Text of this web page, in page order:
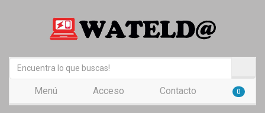
Menú Acceso Contacto 0